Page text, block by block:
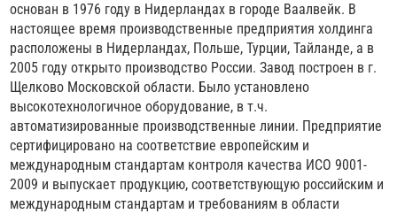
основан в 1976 году в Нидерландах в городе Ваалвейк. В
настоящее время производственные предприятия холдинга
расположены в Нидерландах, Польше, Турции, Тайланде, а в
2005 году открыто производство России. Завод построен в г.
Щелково Московской области. Было установлено
высокотехнологичное оборудование, в т.ч.
автоматизированные производственные линии. Предприятие
сертифицировано на соответствие европейским и
международным стандартам контроля качества ИСО 9001-
2009 и выпускает продукцию, соответствующую российским и
международным стандартам и требованиям в области